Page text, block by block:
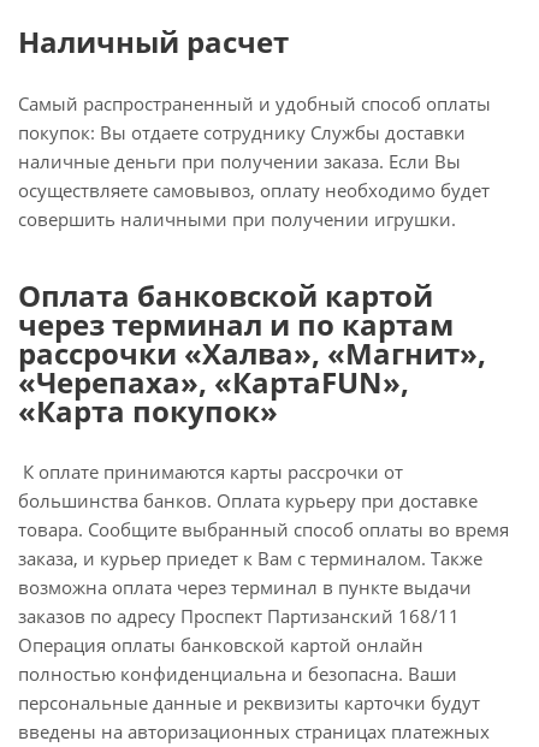
Наличный расчет
Самый распространенный и удобный способ оплаты
покупок: Вы отдаете сотруднику Службы доставки
наличные деньги при получении заказа. Если Вы
осуществляете самовывоз, оплату необходимо будет
совершить наличными при получении игрушки.
Оплата банковской картой
через терминал и по картам
рассрочки «Халва», «Магнит»,
«Черепаха», «КартаFUN»,
«Карта покупок»
К оплате принимаются карты рассрочки от
большинства банков. Оплата курьеру при доставке
товара. Сообщите выбранный способ оплаты во время
заказа, и курьер приедет к Вам с терминалом. Также
возможна оплата через терминал в пункте выдачи
заказов по адресу Проспект Партизанский 168/11
Операция оплаты банковской картой онлайн
полностью конфиденциальна и безопасна. Ваши
персональные данные и реквизиты карточки будут
введены на авторизационных страницах платежных